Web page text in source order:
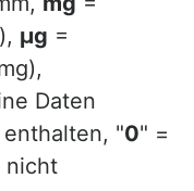
µg =
Daten
"0" =
nicht